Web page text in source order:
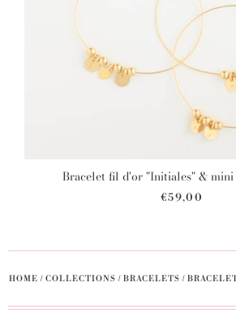
Bracelet fil d'or "Initiales" & mini
€59,00
HOME / COLLECTIONS / BRACELETS /